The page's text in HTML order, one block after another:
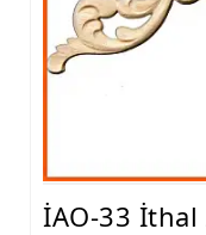
Ham Ahşap Orta ve
Ham Ahşap Tv Ünitesi
Ham Ahşap Konsol
Ham Ahşap Saksılık
İAO-33 İthal